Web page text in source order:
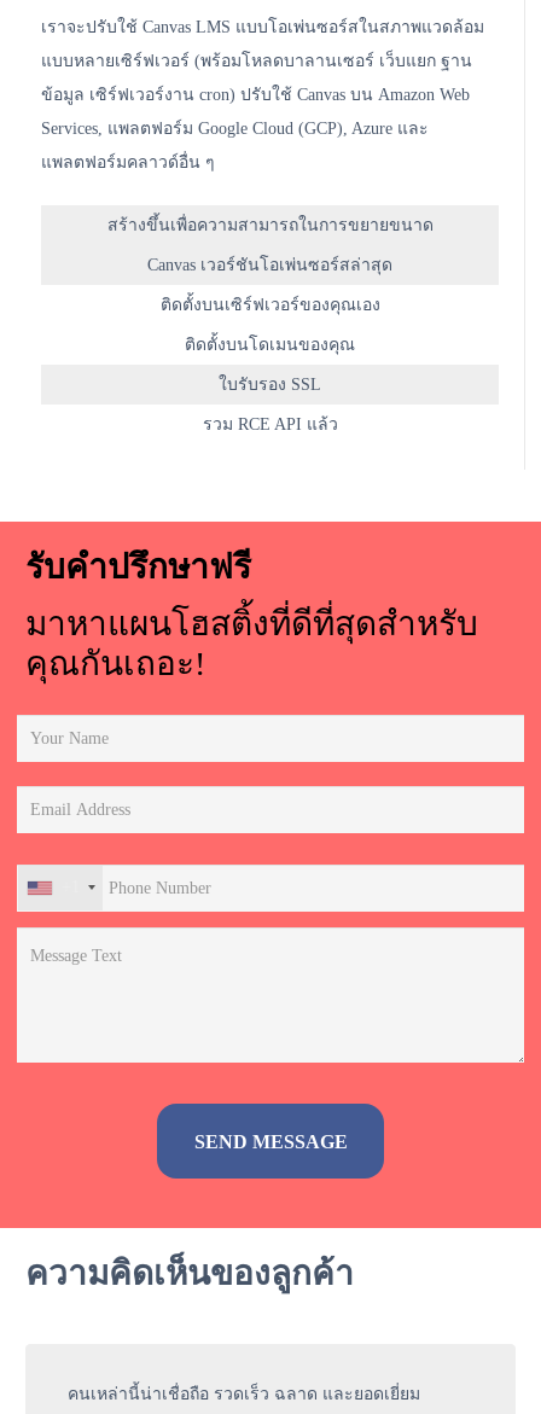
เราจะปรับใช้ Canvas LMS แบบโอเพ่นซอร์สในสภาพแวดล้อม
แบบหลายเซิร์ฟเวอร์ (พร้อมโหลดบาลานเซอร์ เว็บแยก ฐาน
ข้อมูล เซิร์ฟเวอร์งาน cron) ปรับใช้ Canvas บน Amazon Web
Services, แพลตฟอร์ม Google Cloud (GCP), Azure และ
แพลตฟอร์มคลาวด์อื่น ๆ
สร้างขึ้นเพื่อความสามารถในการขยายขนาด
Canvas เวอร์ชันโอเพ่นซอร์สล่าสุด
ติดตั้งบนเซิร์ฟเวอร์ของคุณเอง
ติดตั้งบนโดเมนของคุณ
ใบรับรอง SSL
รวม RCE API แล้ว
รับคำปรึกษาฟรี
มาหาแผนโฮสติ้งที่ดีที่สุดสำหรับ
คุณกันเถอะ!
ความคิดเห็นของลูกค้า
คนเหล่านี้น่าเชื่อถือ รวดเร็ว ฉลาด และยอดเยี่ยม